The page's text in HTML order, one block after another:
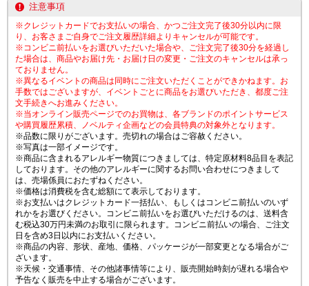
注意事項
※クレジットカードでお支払いの場合、かつご注文完了後30分以内に限
り、お客さまご自身でご注文履歴詳細よりキャンセルが可能です。
※コンビニ前払いをお選びいただいた場合や、ご注文完了後30分を経過し
た場合は、商品やお届け先・お届け日の変更・ご注文のキャンセルは承っ
ておりません。
※異なるイベントの商品は同時にご注文いただくことができかねます。お
手数ではございますが、イベントごとに商品をお選びいただき、都度ご注
文手続きへお進みください。
※当オンライン販売ページでのお買物は、各ブランドのポイントサービス
や購買履歴累積、ノベルティ企画などの会員特典の対象外となります。
※品数に限りがございます。売切れの場合はご容赦ください。
※写真は一部イメージです。
※商品に含まれるアレルギー物質につきましては、特定原材料8品目を表記
しております。その他のアレルギーに関するお問い合わせにつきまして
は、売場係員におたずねください。
※価格は消費税を含む総額にて表示しております。
※お支払いはクレジットカード一括払い、もしくはコンビニ前払いのいず
れかをお選びください。コンビニ前払いをお選びいただけるのは、送料含
む税込30万円未満のお取引に限られます。コンビニ前払いの場合、ご注文
日を含め3日以内にお支払いください。
※商品の内容、形状、産地、価格、パッケージが一部変更となる場合がご
ざいます。
※天候・交通事情、その他諸事情等により、販売開始時刻が遅れる場合や
予告なく販売を中止する場合がございます。